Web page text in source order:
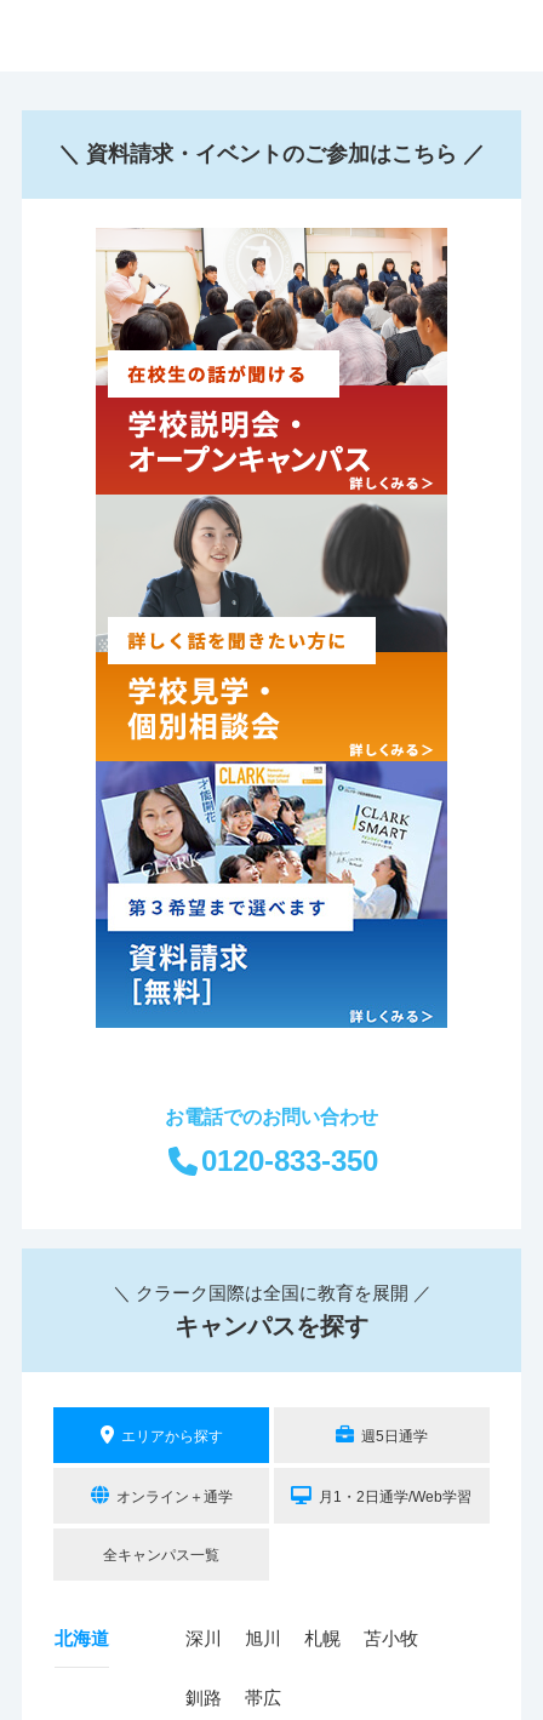
＼ 資料請求・イベントのご参加はこちら ／
お電話でのお問い合わせ
0120-833-350
＼ クラーク国際は全国に教育を展開 ／
キャンパスを探す
エリアから探す 週5日通学
オンライン＋通学 月1・2日通学/Web学習
全キャンパス一覧
北海道 深川 旭川 札幌 苫小牧
釧路 帯広